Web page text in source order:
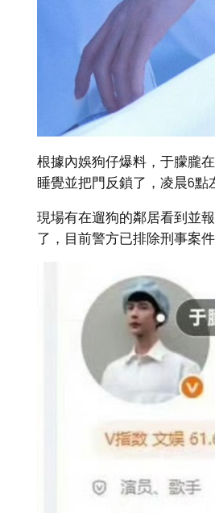
根據內娛狗仔爆料，于朦朧
睡覺並把門反鎖了，凌晨6點
現場有在遛狗的鄰居看到並
了，目前警方已排除刑事案